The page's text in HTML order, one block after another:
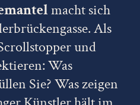
macht sich
Als
und
Was
Sie? Was zeigen